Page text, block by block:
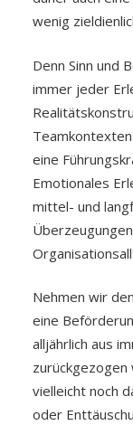
wenig
Denn Sinn und
immer jeder
eine
Emotionales
mittel- und
Nehmen wir
eine
alljährlich aus
vielleicht noch
oder